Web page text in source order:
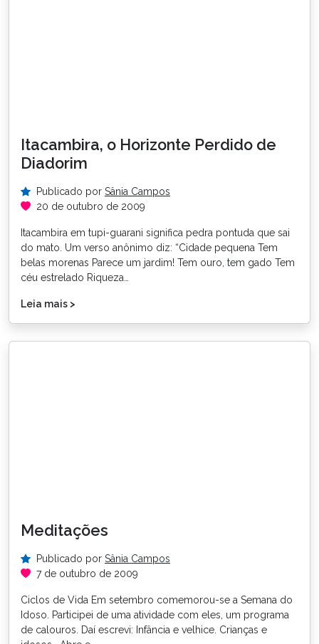
Itacambira, o Horizonte Perdido de
Diadorim
Publicado por Sânia Campos
20 de outubro de 2009
Itacambira em tupi-guarani significa pedra pontuda que sai
do mato. Um verso anônimo diz: “Cidade pequena Tem
belas morenas Parece um jardim! Tem ouro, tem gado Tem
céu estrelado Riqueza…
Leia mais >
Meditações
Publicado por Sânia Campos
7 de outubro de 2009
Ciclos de Vida Em setembro comemorou-se a Semana do
Idoso. Participei de uma atividade com eles, um programa
de calouros. Daí escrevi: Infância e velhice. Crianças e